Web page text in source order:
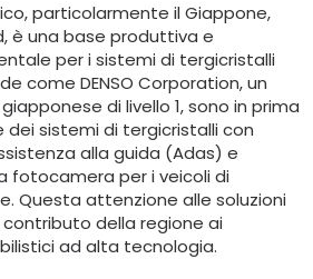
particolarmente il Giappone,
è una base produttiva e
per i sistemi di tergicristalli
come DENSO Corporation, un
di livello 1, sono in prima
dei sistemi di tergicristalli con
alla guida (Adas) e
fotocamera per i veicoli di
Questa attenzione alle soluzioni
della regione ai
ad alta tecnologia.